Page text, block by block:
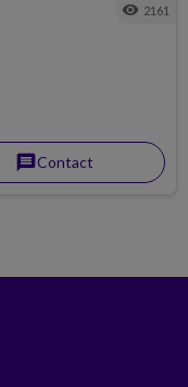
visibility 2161
messageContact